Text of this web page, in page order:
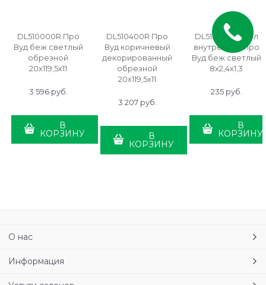
DL510000R Про
Вуд беж светлый
обрезной
20х119,5х11
3 596 руб.
В
КОРЗИНУ
DL510400R Про
Вуд коричневый
декорированный
обрезной
20х119,5х11
3 207 руб.
В
КОРЗИНУ
DL5100/AGI Угол
внутренний Про
Вуд беж светлый
8х2,4х1,3
235 руб.
В
КОРЗИНУ
О нас
Информация